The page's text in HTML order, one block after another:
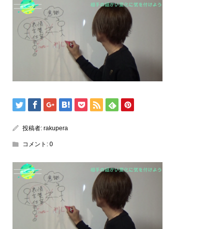
投稿者: rakupera
コメント: 0